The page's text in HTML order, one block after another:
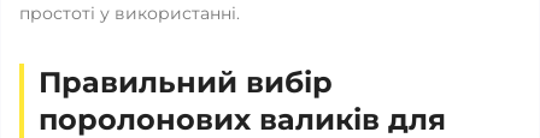
простоті у використанні.
Правильний вибір
поролонових валиків для